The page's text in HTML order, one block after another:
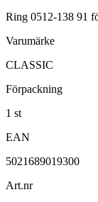
Ring 0512-138 91
Varumärke
CLASSIC
Förpackning
1 st
EAN
5021689019300
Art.nr